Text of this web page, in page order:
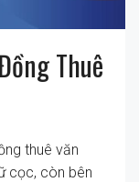
Thuê
thuê văn
cọc, còn bên